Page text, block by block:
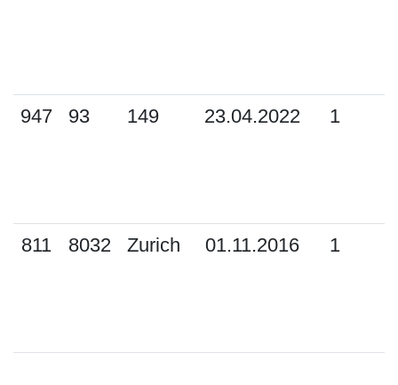
947 93 149 23.04.2022 1
811 8032 Zurich 01.11.2016 1